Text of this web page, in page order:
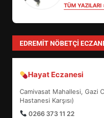
TÜM YAZILARI
EDREMIT NÖBETÇI
Hayat Eczanesi
Camivasat Mahallesi, Gazi
Hastanesi Karşısı)
0266 373 11 22
4
5